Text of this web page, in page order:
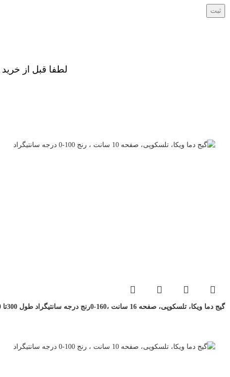
لطفا قبل از
گیج دما ویکا، تلسکوپی، صفحه 16 سانت ،160-0رنج درجه سانتیگراد طول 300تا 350 میلی متر Wika Temperature Gauge Model S5551